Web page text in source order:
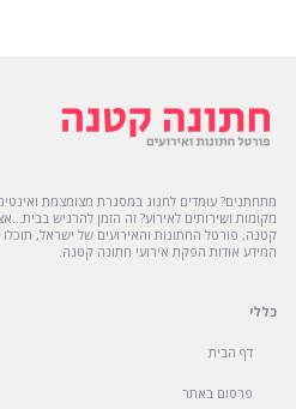
מתחתנים? עומדים לחגוג במסגרת מצומצמת
מקומות ושירותים לאירוע? זה הזמן להרגיש
קטנה, פורטל החתונות והאירועים של ישראל,
המידע אודות הפקת אירועי חתונה קטנה.
כללי
דף הבית
פרסום באתר